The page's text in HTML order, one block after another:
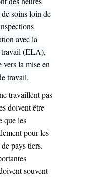
soins loin de
avec la
travail (ELA),
vers la mise en
travail.
travaillent pas
doivent être
que les
pour les
pays tiers.
souvent